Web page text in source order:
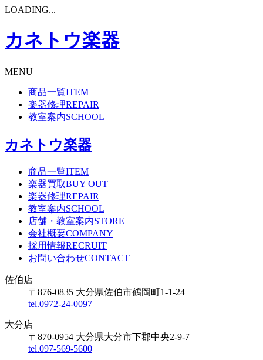
LOADING...
カネトウ楽器
MENU
商品一覧ITEM
楽器修理REPAIR
教室案内SCHOOL
カネトウ楽器
商品一覧ITEM
楽器買取BUY OUT
楽器修理REPAIR
教室案内SCHOOL
店舗・教室案内STORE
会社概要COMPANY
採用情報RECRUIT
お問い合わせCONTACT
佐伯店
〒876-0835 大分県佐伯市鶴岡町1-1-24
tel.0972-24-0097
大分店
〒870-0954 大分県大分市下郡中央2-9-7
tel.097-569-5600